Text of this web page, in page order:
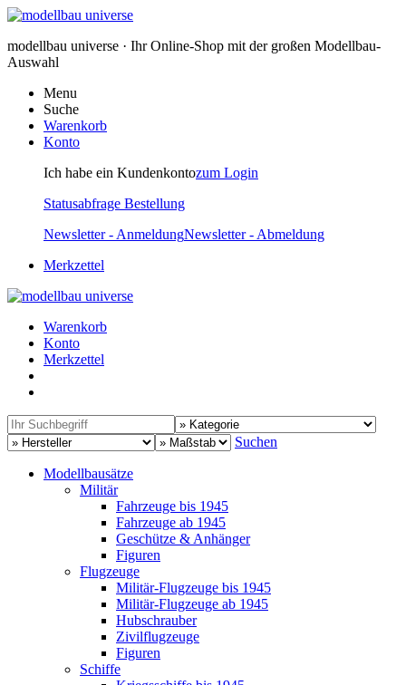
modellbau universe · Ihr Online-Shop mit der großen Modellbau-
Auswahl
Menu
Suche
Warenkorb
Konto
Ich habe ein Kundenkontozum Login
Statusabfrage Bestellung
Newsletter - AnmeldungNewsletter - Abmeldung
Merkzettel
Warenkorb
Konto
Merkzettel
Suchen
Modellbausätze
Militär
Fahrzeuge bis 1945
Fahrzeuge ab 1945
Geschütze & Anhänger
Figuren
Flugzeuge
Militär-Flugzeuge bis 1945
Militär-Flugzeuge ab 1945
Hubschrauber
Zivilflugzeuge
Figuren
Schiffe